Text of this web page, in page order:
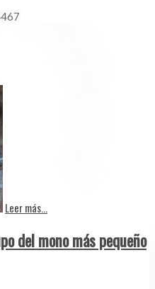
Leer más...
del mono más pequeño